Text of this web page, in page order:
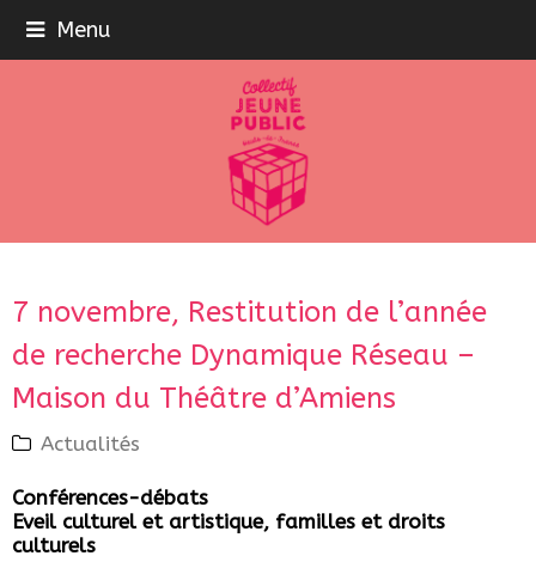
Menu
7 novembre, Restitution de l’année
de recherche Dynamique Réseau –
Maison du Théâtre d’Amiens
Actualités
Conférences-débats
Eveil culturel et artistique, familles et droits
culturels